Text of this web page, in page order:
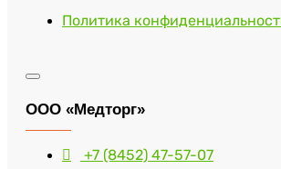
Политика
ООО «Медторг»
+7 (8452) 47-57-07